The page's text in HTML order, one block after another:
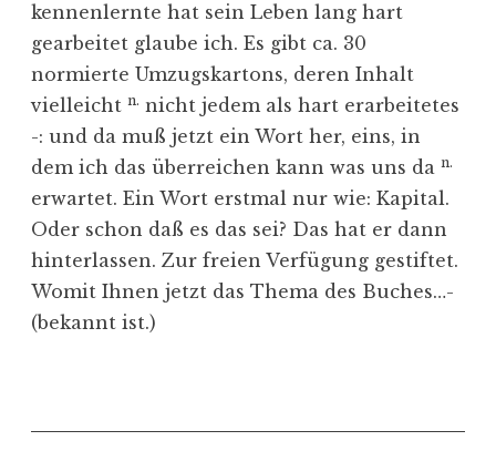
kennenlernte hat sein Leben lang hart
gearbeitet glaube ich. Es gibt ca. 30
normierte Umzugskartons, deren Inhalt
vielleicht n. nicht jedem als hart erarbeitetes
-: und da muß jetzt ein Wort her, eins, in
dem ich das überreichen kann was uns da n.
erwartet. Ein Wort erstmal nur wie: Kapital.
Oder schon daß es das sei? Das hat er dann
hinterlassen. Zur freien Verfügung gestiftet.
Womit Ihnen jetzt das Thema des Buches…-
(bekannt ist.)
r